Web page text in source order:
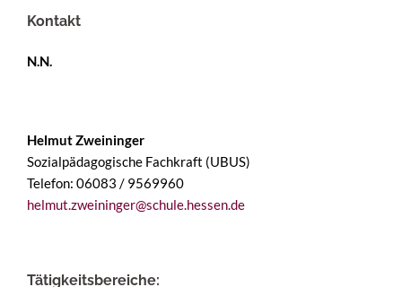
Kontakt
N.N.
Helmut Zweininger
Sozialpädagogische Fachkraft (UBUS)
Telefon: 06083 / 9569960
helmut.zweininger@schule.hessen.de
Tätigkeitsbereiche: